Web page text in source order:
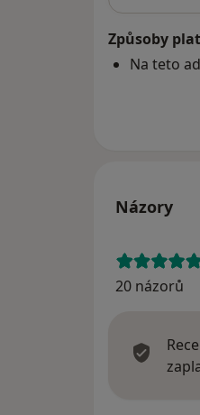
Způsoby
Na teto
Názory
20 názorů